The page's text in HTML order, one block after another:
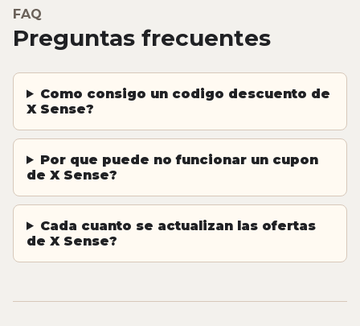
FAQ
Preguntas frecuentes
Como consigo un codigo descuento de
X Sense?
Por que puede no funcionar un cupon
de X Sense?
Cada cuanto se actualizan las ofertas
de X Sense?